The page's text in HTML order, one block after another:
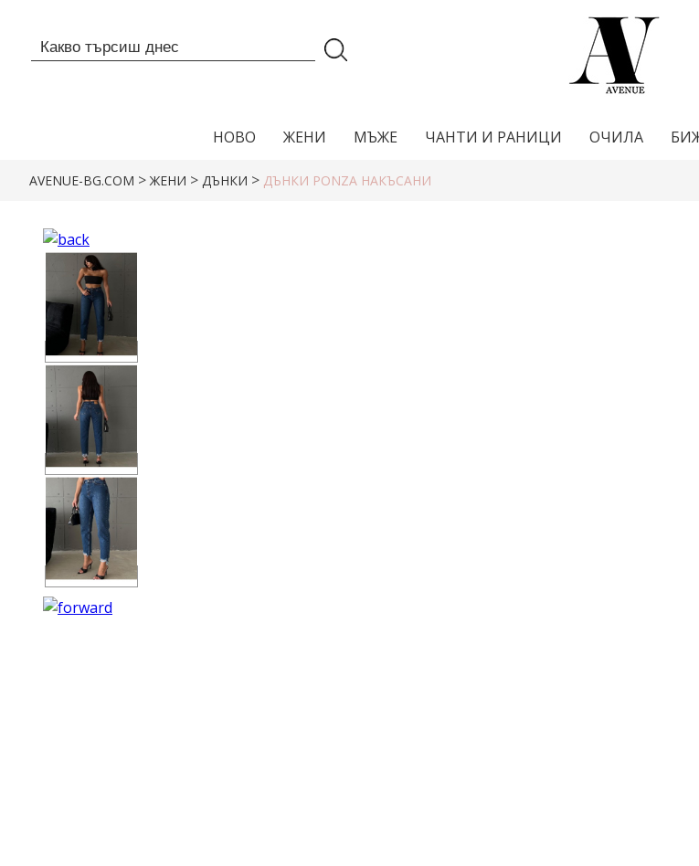
НОВО ЖЕНИ МЪЖЕ ЧАНТИ И РАНИЦИ ОЧИЛА
AVENUE-BG.COM >ЖЕНИ > ДЪНКИ > ДЪНКИ PONZA НАКЪСАНИ